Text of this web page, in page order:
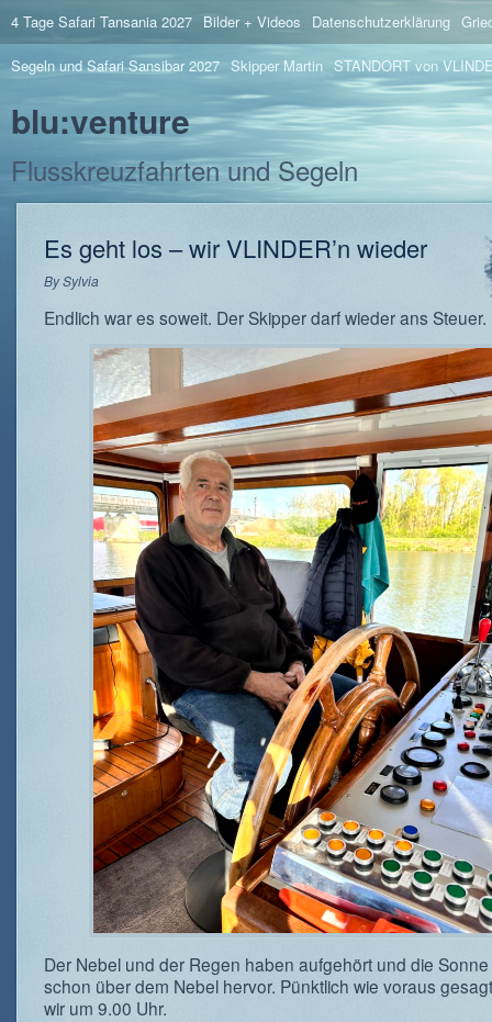
4 Tage Safari Tansania 2027 Bilder + Videos Datenschutzerklärung
Segeln und Safari Sansibar 2027 Skipper Martin STANDORT von
blu:venture
Flusskreuzfahrten und Segeln
Es geht los – wir VLINDER’n wieder
BySylvia
Endlich war es soweit. Der Skipper darf wieder ans Steuer.
Der Nebel und der Regen haben aufgehört und die
schon über dem Nebel hervor. Pünktlich wie voraus
wir um 9.00 Uhr.